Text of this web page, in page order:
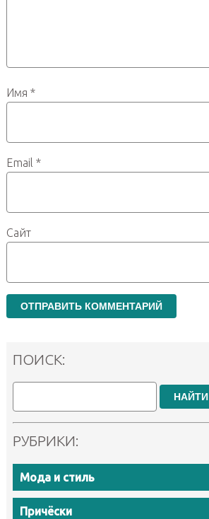
Имя *
Email *
Сайт
ПОИСК:
НАЙТИ
РУБРИКИ:
Мода и стиль
Причёски